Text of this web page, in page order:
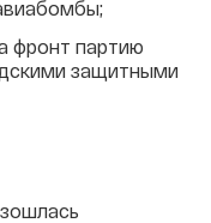
фронт партию
защитными